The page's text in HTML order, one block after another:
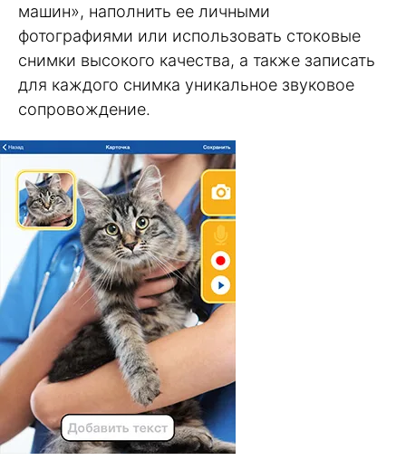
машин», наполнить ее личными
фотографиями или использовать стоковые
снимки высокого качества, а также записать
для каждого снимка уникальное звуковое
сопровождение.